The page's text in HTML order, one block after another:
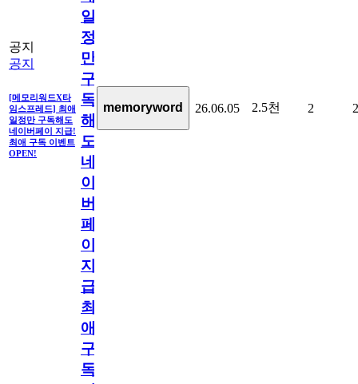
공지
공지
[메모리워드X타
임스프레드] 최애
일정만 구독해도
네이버페이 지급!
최애 구독 이벤트
OPEN!
일
정
만
구
독
해
도
네
이
버
페
이
지
급!
최
애
구
독
memoryword 26.06.05 2.5천 2 2